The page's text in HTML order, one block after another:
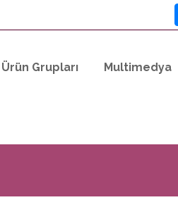
Ürün Grupları Multimedya